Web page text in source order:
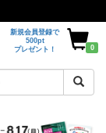
新規会員登録で
500pt
プレゼント！
0